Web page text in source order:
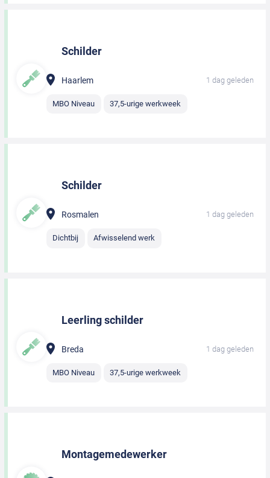
Schilder
Haarlem 1 dag geleden
MBO Niveau 37,5-urige werkweek
Schilder
Rosmalen 1 dag geleden
Dichtbij Afwisselend werk
Leerling schilder
Breda 1 dag geleden
MBO Niveau 37,5-urige werkweek
Montagemedewerker